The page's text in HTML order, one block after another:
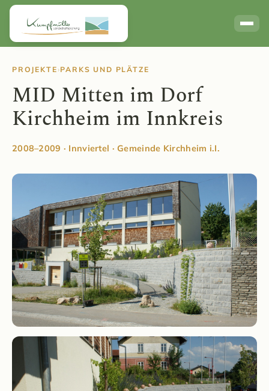
Links / Partner
PROJEKTE ›PARKS UND PLÄTZE
MID Mitten im Dorf
Kirchheim im Innkreis
2008–2009 · Innviertel · Gemeinde Kirchheim i.I.